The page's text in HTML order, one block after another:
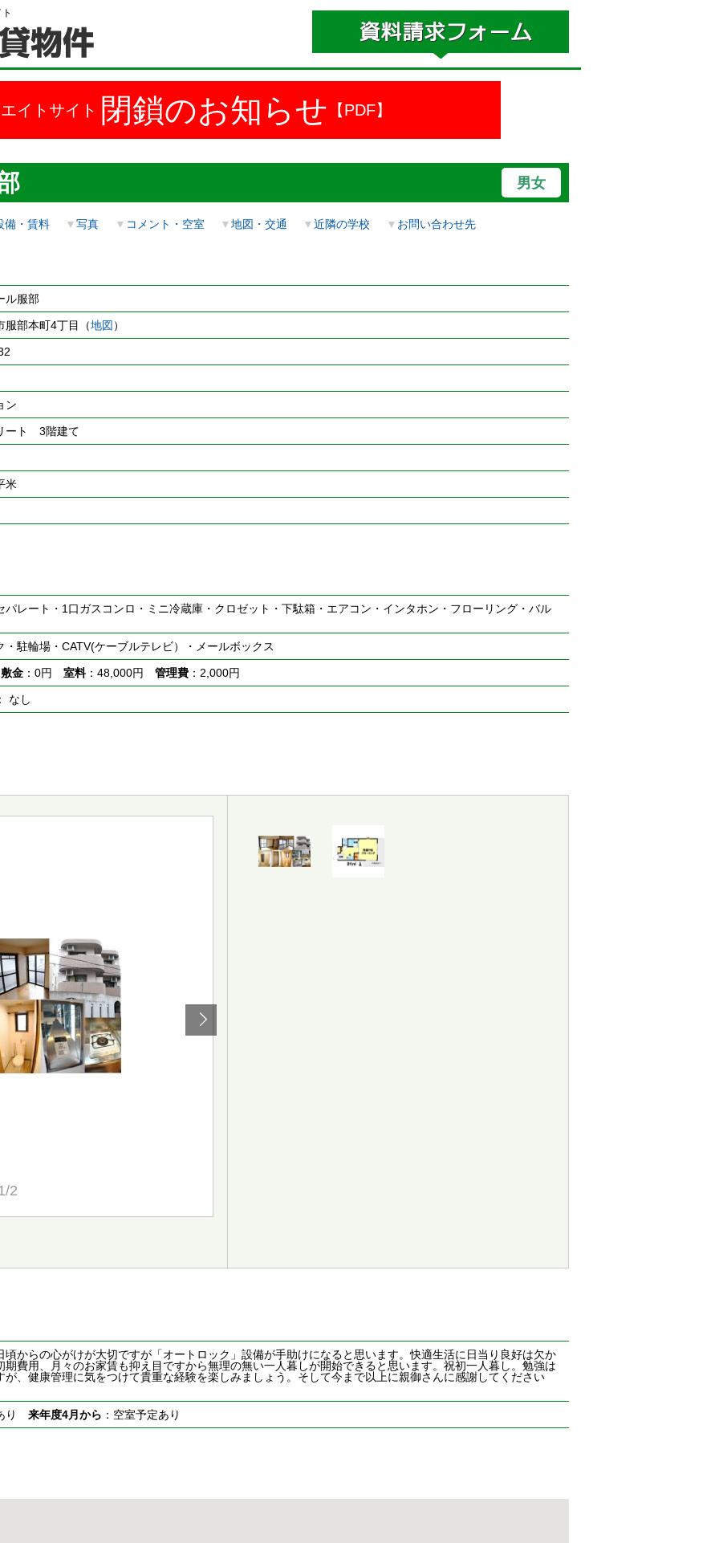
イトサイト 閉鎖のお知らせ 【PDF】
男女
備・賃料 ▼写真 ▼ コメント・空室 ▼地図・交通 ▼近隣の学校 ▼ お問い合わせ先
ル服部
服部本町4丁目（地図）
ン
ート 3階建て
米
パレート・1口ガスコンロ・ミニ冷蔵庫・クロゼット・下駄箱・エアコン・インタホン・フローリング・バル
・駐輪場・CATV(ケーブルテレビ）・メールボックス
敷金：0円 室料：48,000円 管理費：2,000円
なし
2
頃からの心がけが大切ですが「オートロック」設備が手助けになると思います。快適生活に日当り良好は欠か
期費用、月々のお家賃も抑え目ですから無理の無い一人暮しが開始できると思います。祝初一人暮し。勉強は
が、健康管理に気をつけて貴重な経験を楽しみましょう。そして今まで以上に親御さんに感謝してください
り 来年度4月から ：空室予定あり